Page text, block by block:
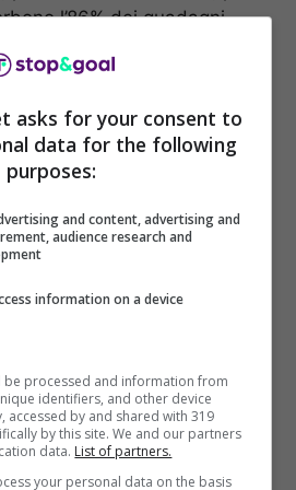
l’86% dei guadagni.
queto ambito bisogna
Simone Inzaghi, hanno
a Marcelo Brozovic.
asks for your consent to
data for the following
purposes:
and content, advertising and
audience research and
information on a device
be processed and information from
identifiers, and other device
accessed by and shared with 319
by this site. We and our partners
data. List of partners.
your personal data on the basis